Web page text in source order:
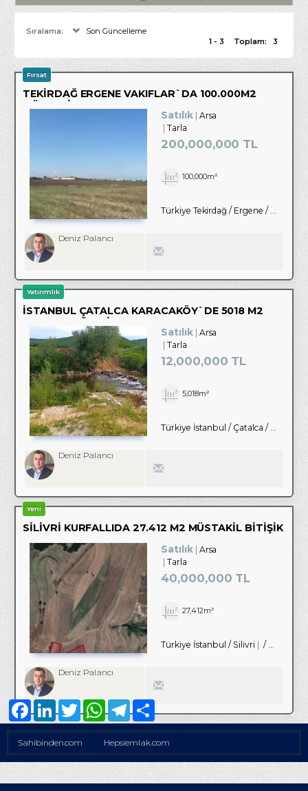
Sıralama:
Son Güncelleme
1 - 3
Toplam: 3
Fırsat
TEKIRDAĞ ERGENE VAKIFLAR`DA 100.000M2
MÜSTAKIL PARSEL
Satılık
Arsa
Tarla
200,000,000 TL
100,000m²
Türkiye Tekirdağ / Ergene / Merkez
Deniz Palancı
Yatırımlık
İSTANBUL ÇATALCA KARACAKÖY`DE 5018 M2
SATILIK DEĞERLI TARLA
Satılık
Arsa
Tarla
12,000,000 TL
5,018m²
Türkiye İstanbul / Çatalca / Karacaköy
Deniz Palancı
Yeni
SİLİVRİ KURFALLIDA 27.412 M2 MÜSTAKİL BİTİŞİK
Satılık
Arsa
Tarla
40,000,000 TL
27,412m²
Türkiye İstanbul / Silivri / Kurfallı Köyü
Deniz Palancı
Sahibinden.com Hepsiemlak.com
FacebookLinkedInTwitter WhatsAppTelegram